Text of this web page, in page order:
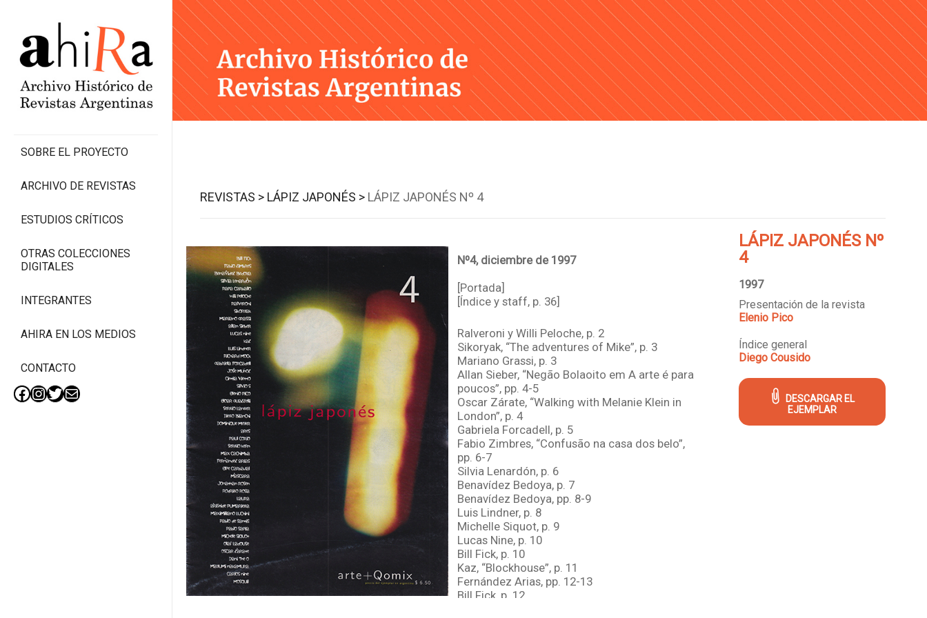
Skip
to
content
SOBRE EL PROYECTO
ARCHIVO DE REVISTAS
ESTUDIOS CRÍTICOS
OTRAS COLECCIONES
DIGITALES
INTEGRANTES
AHIRA EN LOS MEDIOS
CONTACTO
Facebook
Instagram
Twitter
Mail
REVISTAS > LÁPIZ JAPONÉS > LÁPIZ JAPONÉS Nº 4
Nº4, diciembre de 1997
[Portada]
[Índice y staff, p. 36]
Ralveroni y Willi Peloche, p. 2
Sikoryak, “The adventures of Mike”, p. 3
Mariano Grassi, p. 3
Allan Sieber, “Negão Bolaoito em A arte é para
poucos”, pp. 4-5
Oscar Zárate, “Walking with Melanie Klein in
London”, p. 4
Gabriela Forcadell, p. 5
Fabio Zimbres, “Confusão na casa dos belo”,
pp. 6-7
Silvia Lenardón, p. 6
Benavídez Bedoya, p. 7
Benavídez Bedoya, pp. 8-9
Luis Lindner, p. 8
Michelle Siquot, p. 9
Lucas Nine, p. 10
Bill Fick, p. 10
Kaz, “Blockhouse”, p. 11
Fernández Arias, pp. 12-13
Bill Fick, p. 12
LÁPIZ JAPONÉS Nº
4
1997
Presentación de la revista
Elenio Pico
Índice general
Diego Cousido
DESCARGAR EL
EJEMPLAR